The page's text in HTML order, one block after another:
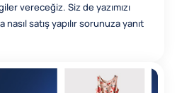
vereceğiz. Siz de yazımızı
satış yapılır sorunuza yanıt